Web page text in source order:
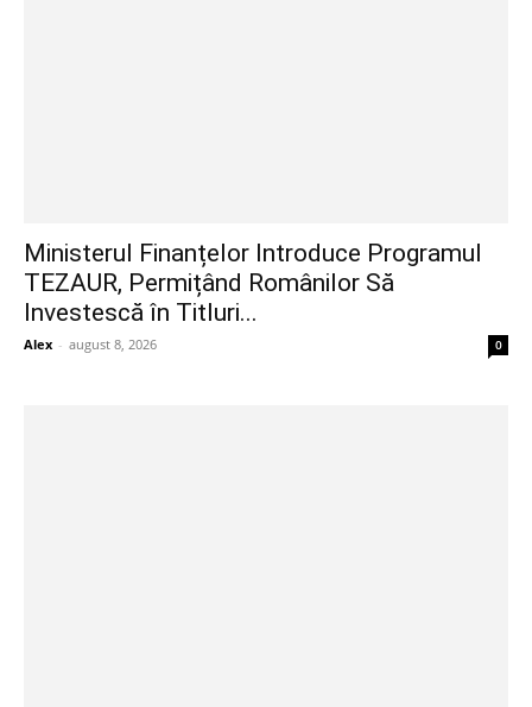
Ministerul Finanțelor Introduce Programul
TEZAUR, Permițând Românilor Să
Investescă în Titluri...
Alex - august 8, 2026 0